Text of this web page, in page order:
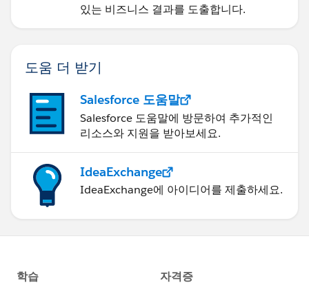
있는 비즈니스 결과를 도출합니다.
도움 더 받기
Salesforce 도움말
Salesforce 도움말에 방문하여 추가적인
리소스와 지원을 받아보세요.
IdeaExchange
IdeaExchange에 아이디어를 제출하세요.